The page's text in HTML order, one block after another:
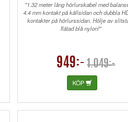
"1.32 meter lång hörlurskabel med
4.4 mm kontakt på källsidan och dubbla
kontakter på hörlurssidan. Hölje av
flätad blå nylon!"
949:- 1.049:-
KÖP